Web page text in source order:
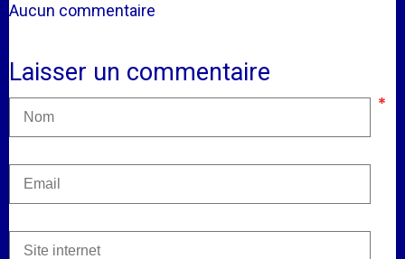
Aucun commentaire
Laisser un commentaire